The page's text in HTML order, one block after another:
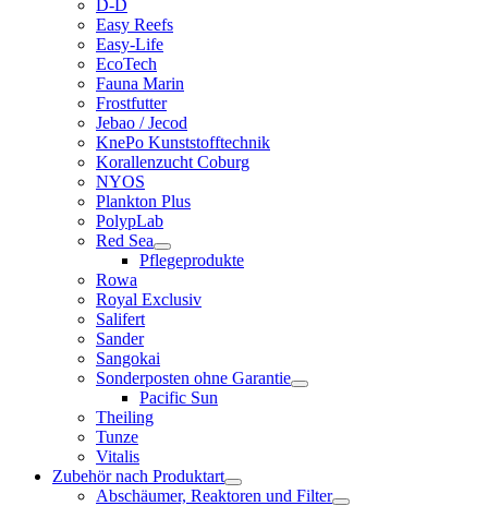
D-D
Easy Reefs
Easy-Life
EcoTech
Fauna Marin
Frostfutter
Jebao / Jecod
KnePo Kunststofftechnik
Korallenzucht Coburg
NYOS
Plankton Plus
PolypLab
Red Sea
Pflegeprodukte
Rowa
Royal Exclusiv
Salifert
Sander
Sangokai
Sonderposten ohne Garantie
Pacific Sun
Theiling
Tunze
Vitalis
Zubehör nach Produktart
Abschäumer, Reaktoren und Filter